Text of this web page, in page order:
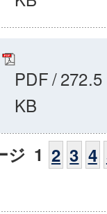
PDF/272.5
KB
ジ 1 2 3 4